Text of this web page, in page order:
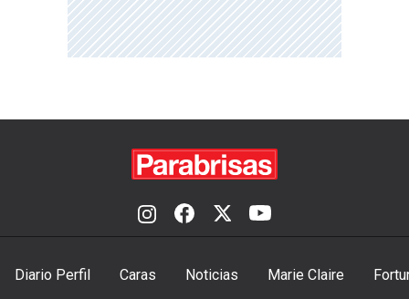
Diario Perfil Caras Noticias Marie Claire